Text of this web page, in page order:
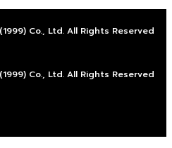
Co., Ltd. All Rights Reserved
Co., Ltd. All Rights Reserved